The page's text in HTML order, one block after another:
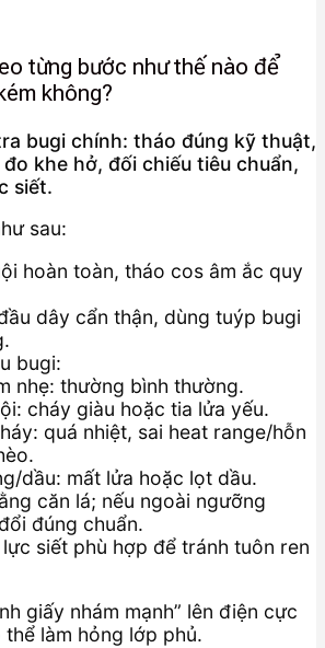
từng bước như thế nào để
không?
bugi chính: tháo đúng kỹ thuật,
khe hở, đối chiếu tiêu chuẩn,
siết.
sau:
hoàn toàn, tháo cos âm ắc quy
dây cẩn thận, dùng tuýp bugi
bugi:
nhẹ: thường bình thường.
cháy giàu hoặc tia lửa yếu.
quá nhiệt, sai heat range/hỗn
dầu: mất lửa hoặc lọt dầu.
căn lá; nếu ngoài ngưỡng
đúng chuẩn.
siết phù hợp để tránh tuôn ren
giấy nhám mạnh” lên điện cực
làm hỏng lớp phủ.